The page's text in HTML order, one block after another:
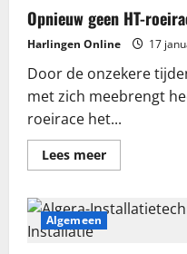
Prins
Clausstraat
Opnieuw geen HT-
Harlingen Online 17
Door de onzekere
met zich meebrengt
roeirace het...
Lees meerLees
meer
geen
HT-
roeirace
Algemeen